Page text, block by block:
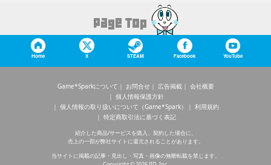
Home X STEAM Facebook YouTube
Game*Sparkについて お問合せ 広告掲載
会社概要
個人情報保護方針
個人情報の取り扱いについて（Game*Spark）
利用規約
特定商取引法に基づく表記
紹介した商品/サービスを購入、契約した場合に、
売上の一部が弊社サイトに還元されることがあります。
当サイトに掲載の記事・見出し・写真・画像の無断転載を禁じます。